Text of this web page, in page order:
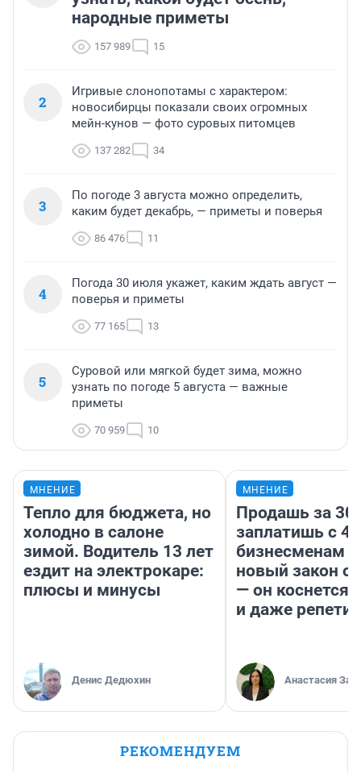
народные приметы
157 989 15
2
Игривые слонопотамы с характером:
новосибирцы показали своих огромных
мейн-кунов — фото суровых питомцев
137 282 34
3
По погоде 3 августа можно определить,
каким будет декабрь, — приметы и поверья
86 476 11
4
Погода 30 июля укажет, каким ждать август —
поверья и приметы
77 165 13
5
Суровой или мягкой будет зима, можно
узнать по погоде 5 августа — важные
приметы
70 959 10
МНЕНИЕ
Тепло для бюджета, но
холодно в салоне
зимой. Водитель 13 лет
ездит на электрокаре:
плюсы и минусы
Денис Дедюхин
МНЕНИЕ
Продашь за
заплатишь с
бизнесменам
новый закон о
— он коснется
и даже
Анастасия
РЕКОМЕНДУЕМ